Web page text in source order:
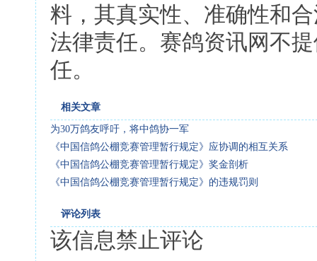
料，其真实性、准确性和
法律责任。赛鸽资讯网不
任。
相关文章
为30万鸽友呼吁，将中鸽协一军
《中国信鸽公棚竞赛管理暂行规定》应协调的相互关系
《中国信鸽公棚竞赛管理暂行规定》奖金剖析
《中国信鸽公棚竞赛管理暂行规定》的违规罚则
评论列表
该信息禁止评论